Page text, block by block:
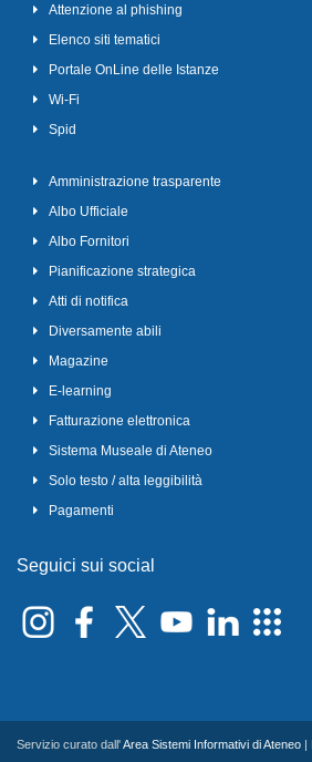
Attenzione al phishing
Elenco siti tematici
Portale OnLine delle Istanze
Wi-Fi
Spid
Amministrazione trasparente
Albo Ufficiale
Albo Fornitori
Pianificazione strategica
Atti di notifica
Diversamente abili
Magazine
E-learning
Fatturazione elettronica
Sistema Museale di Ateneo
Solo testo / alta leggibilità
Pagamenti
Seguici sui social
Servizio curato dall'Area Sistemi Informativi di Ateneo